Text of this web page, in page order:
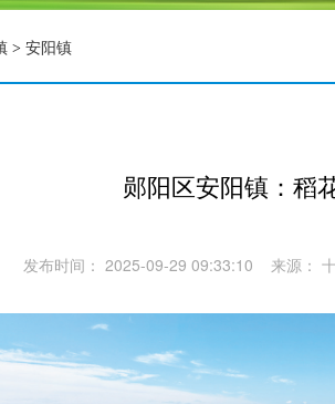
> 安阳镇
郧阳区安阳镇：稻
发布时间： 2025-09-29 09:33:10 来源：